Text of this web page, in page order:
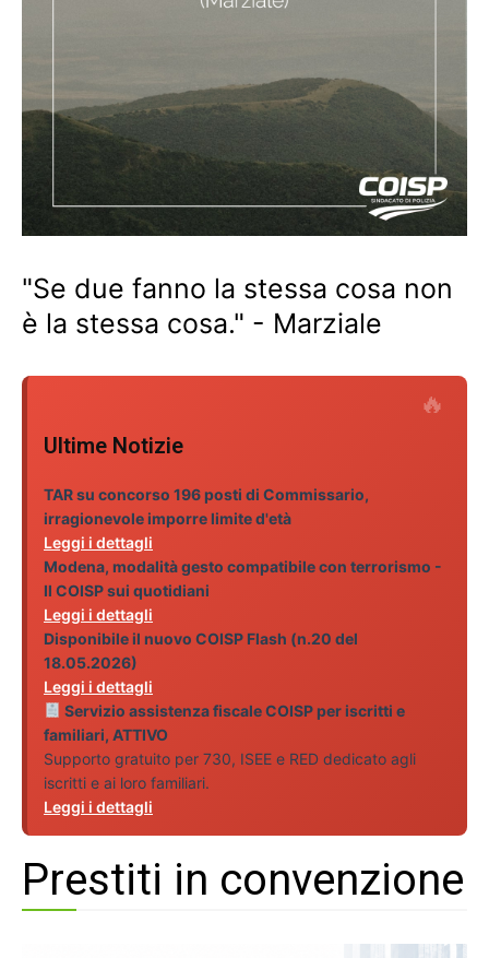
"Se due fanno la stessa cosa non
è la stessa cosa." - Marziale
Ultime Notizie
TAR su concorso 196 posti di Commissario,
irragionevole imporre limite d'età
Leggi i dettagli
Modena, modalità gesto compatibile con terrorismo -
Il COISP sui quotidiani
Leggi i dettagli
Disponibile il nuovo COISP Flash (n.20 del
18.05.2026)
Leggi i dettagli
Servizio assistenza fiscale COISP per iscritti e
familiari, ATTIVO
Supporto gratuito per 730, ISEE e RED dedicato agli
iscritti e ai loro familiari.
Leggi i dettagli
Prestiti in convenzione